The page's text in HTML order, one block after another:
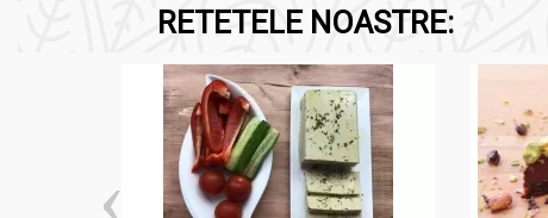
RETETELE NOASTRE: